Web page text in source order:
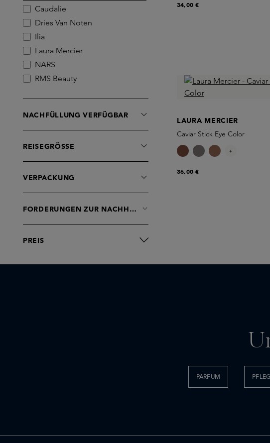
Lippenbalsam
Lippenstift
Lippenstift
Primer
Puder
Rouge
Tools
Wimperntusche
Caudalie
Dries Van Noten
Ilia
Laura Mercier
NARS
RMS Beauty
Simihaze Beauty
Westman Atelier
goop
NACHFÜLLUNG VERFÜGBAR
REISEGRÖSSE
VERPACKUNG
FORDERUNGEN ZUR NACHHALTIGKEIT
PREIS
34,00 €
LAURA MERCIER
Caviar Stick Eye Color
36,00 €
+
PARFUM